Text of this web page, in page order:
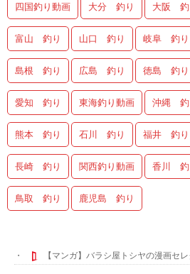
四国釣り動画 大分 釣り 大阪 釣
富山 釣り 山口 釣り 岐阜 釣り
島根 釣り 広島 釣り 徳島 釣り
愛知 釣り 東海釣り動画 沖縄 釣
熊本 釣り 石川 釣り 福井 釣り
長崎 釣り 関西釣り動画 香川 釣
鳥取 釣り 鹿児島 釣り
【マンガ】バラシ屋トシヤの漫画セ